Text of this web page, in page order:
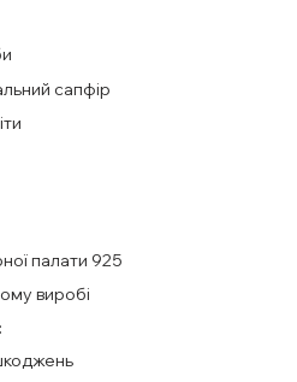
сапфір
палати 925
виробі